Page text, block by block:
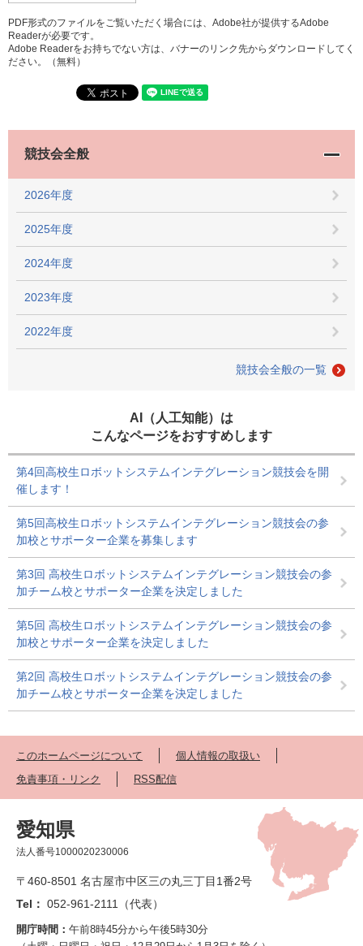
PDF形式のファイルをご覧いただく場合には、Adobe社が提供するAdobe
Readerが必要です。
Adobe Readerをお持ちでない方は、バナーのリンク先からダウンロードしてく
ださい。（無料）
競技会全般
2026年度
2025年度
2024年度
2023年度
2022年度
競技会全般の一覧
AI（人工知能）は
こんなページをおすすめします
第4回高校生ロボットシステムインテグレーション競技会を開
催します！
第5回高校生ロボットシステムインテグレーション競技会の参
加校とサポーター企業を募集します
第3回 高校生ロボットシステムインテグレーション競技会の参
加チーム校とサポーター企業を決定しました
第5回 高校生ロボットシステムインテグレーション競技会の参
加校とサポーター企業を決定しました
第2回 高校生ロボットシステムインテグレーション競技会の参
加チーム校とサポーター企業を決定しました
このホームページについて
個人情報の取扱い
免責事項・リンク
RSS配信
愛知県
法人番号1000020230006
〒460-8501 名古屋市中区三の丸三丁目1番2号
Tel： 052-961-2111（代表）
開庁時間： 午前8時45分から午後5時30分